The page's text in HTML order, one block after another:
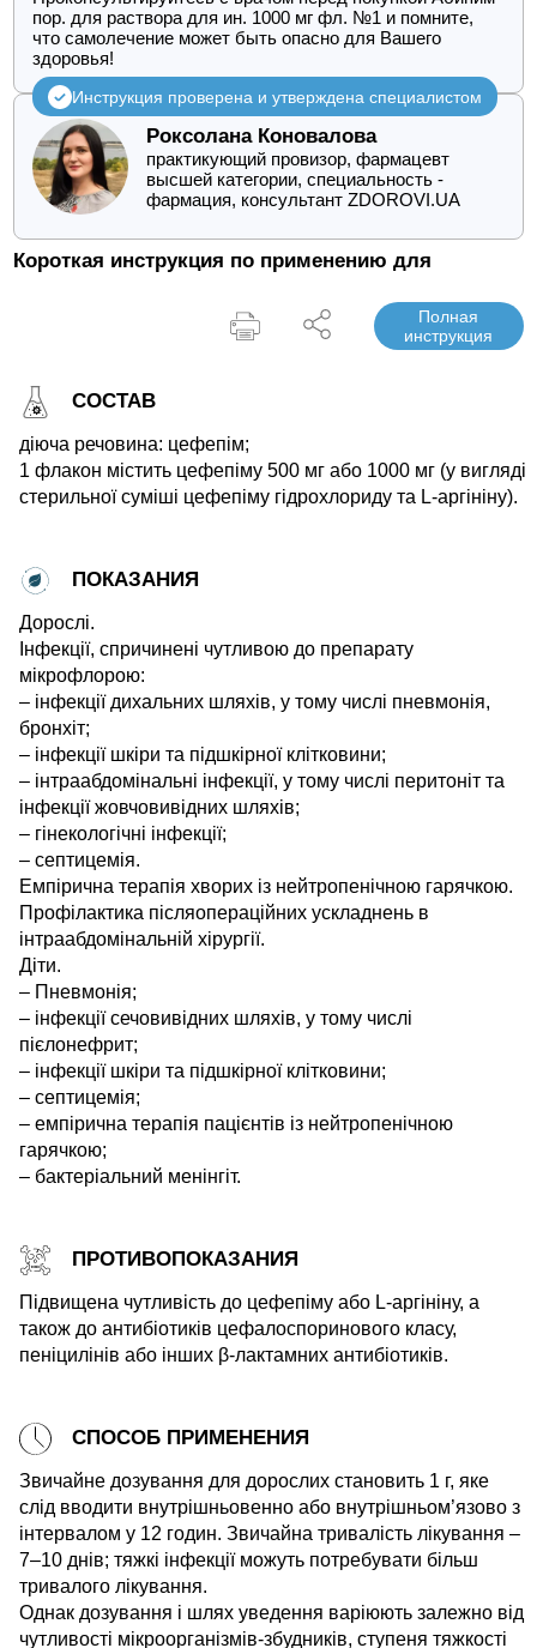
пор. для раствора для ин. 1000 мг фл. №1 и помните,
что самолечение может быть опасно для Вашего
здоровья!
Инструкция проверена и утверждена специалистом
Роксолана Коновалова
практикующий провизор, фармацевт
высшей категории, специальность -
фармация, консультант ZDOROVI.UA
Короткая инструкция по применению для
Полная
инструкция
СОСТАВ
діюча речовина: цефепім;
1 флакон містить цефепіму 500 мг або 1000 мг (у вигляді
стерильної суміші цефепіму гідрохлориду та L-аргініну).
ПОКАЗАНИЯ
Дорослі.
Інфекції, спричинені чутливою до препарату
мікрофлорою:
– інфекції дихальних шляхів, у тому числі пневмонія,
бронхіт;
– інфекції шкіри та підшкірної клітковини;
– інтраабдомінальні інфекції, у тому числі перитоніт та
інфекції жовчовивідних шляхів;
– гінекологічні інфекції;
– септицемія.
Емпірична терапія хворих із нейтропенічною гарячкою.
Профілактика післяопераційних ускладнень в
інтраабдомінальній хірургії.
Діти.
– Пневмонія;
– інфекції сечовивідних шляхів, у тому числі
пієлонефрит;
– інфекції шкіри та підшкірної клітковини;
– септицемія;
– емпірична терапія пацієнтів із нейтропенічною
гарячкою;
– бактеріальний менінгіт.
ПРОТИВОПОКАЗАНИЯ
Підвищена чутливість до цефепіму або L-аргініну, а
також до антибіотиків цефалоспоринового класу,
пеніцилінів або інших β-лактамних антибіотиків.
СПОСОБ ПРИМЕНЕНИЯ
Звичайне дозування для дорослих становить 1 г, яке
слід вводити внутрішньовенно або внутрішньом’язово з
інтервалом у 12 годин. Звичайна тривалість лікування –
7–10 днів; тяжкі інфекції можуть потребувати більш
тривалого лікування.
Однак дозування і шлях уведення варіюють залежно від
чутливості мікроорганізмів-збудників, ступеня тяжкості